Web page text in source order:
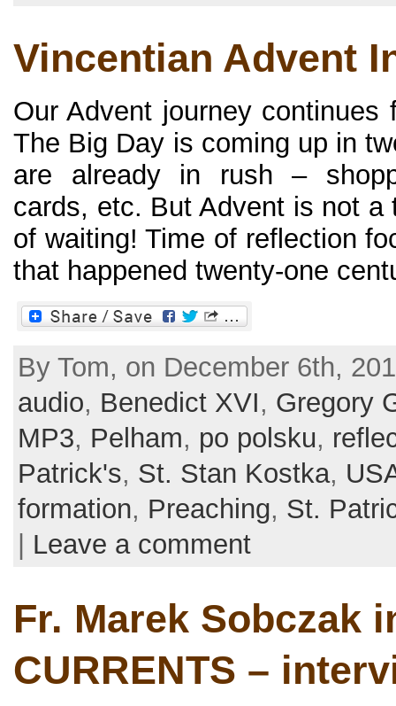
Vincentian Advent
Our Advent journey continues
The Big Day is coming up in
are already in rush –
cards, etc. But Advent is not a
of waiting! Time of reflection
that happened twenty-one
By Tom, on December 6th,
audio, Benedict XVI, Gregory
MP3, Pelham, po polsku,
Patrick's, St. Stan Kostka,
formation, Preaching, St.
| Leave a comment
Fr. Marek Sobczak
CURRENTS –